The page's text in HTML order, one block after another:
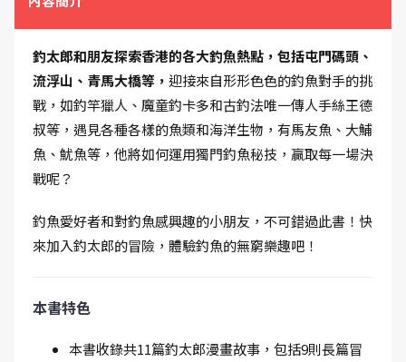
釣太郎和朋友探索香港的各大釣魚熱點，包括屯門碼頭、
流浮山、青馬大橋等， 迎接來自形形色色的釣魚對手的挑
戰，如釣竿獵人、魔童釣卡多和古釣法唯一傳人手絲王德
叔等，遇見各種各樣的魚類和海洋生物，有馬友魚、大鯆
魚、魷魚等，他將如何運用獨門釣魚秘技，贏取每一場決
戰呢？
釣魚愛好者和對釣魚感興趣的小朋友，不可錯過此書！快
來加入釣太郎的冒險，體驗釣魚的無窮樂趣吧！
本書特色
本書收錄共11篇釣太郎漫畫故事，包括9則長篇冒